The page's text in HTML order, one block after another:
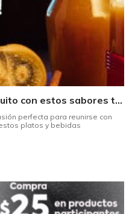
¡Celebre las Fiestas de Quito con estos sabores típicos!
perfecta para reunirse con
platos y bebidas